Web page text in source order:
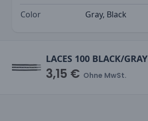
Color
Gray, Black
LACES 100 BLACK/GRAY
3,15 € Ohne MwSt.